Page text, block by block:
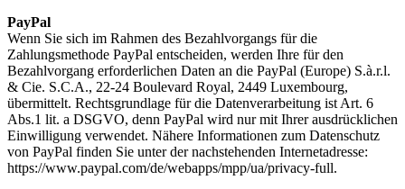
PayPal
Wenn Sie sich im Rahmen des Bezahlvorgangs für die
Zahlungsmethode PayPal entscheiden, werden Ihre für den
Bezahlvorgang erforderlichen Daten an die PayPal (Europe) S.à.r.l.
& Cie. S.C.A., 22-24 Boulevard Royal, 2449 Luxembourg,
übermittelt. Rechtsgrundlage für die Datenverarbeitung ist Art. 6
Abs.1 lit. a DSGVO, denn PayPal wird nur mit Ihrer ausdrücklichen
Einwilligung verwendet. Nähere Informationen zum Datenschutz
von PayPal finden Sie unter der nachstehenden Internetadresse:
https://www.paypal.com/de/webapps/mpp/ua/privacy-full.